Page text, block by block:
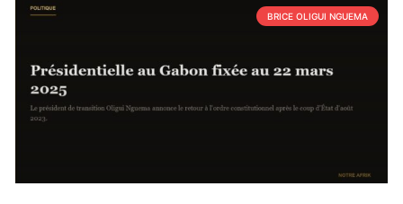
BRICE OLIGUI NGUEMA